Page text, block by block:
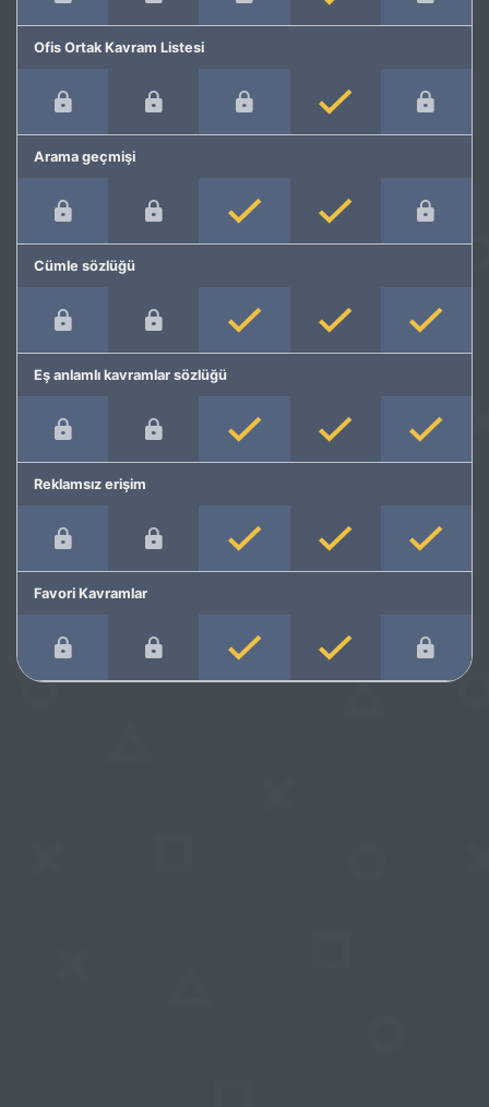
Ofis Ortak Kavram Listesi
Arama geçmişi
Cümle sözlüğü
Eş anlamlı kavramlar sözlüğü
Reklamsız erişim
Favori Kavramlar